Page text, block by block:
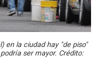
en la ciudad hay "de piso"
ser mayor. Crédito: